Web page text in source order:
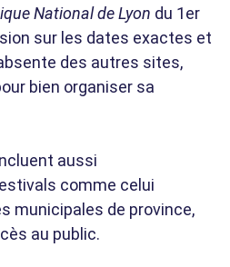
National de Lyon du 1er
sur les dates exactes et
des autres sites,
bien organiser sa
aussi
comme celui
municipales de province,
au public.